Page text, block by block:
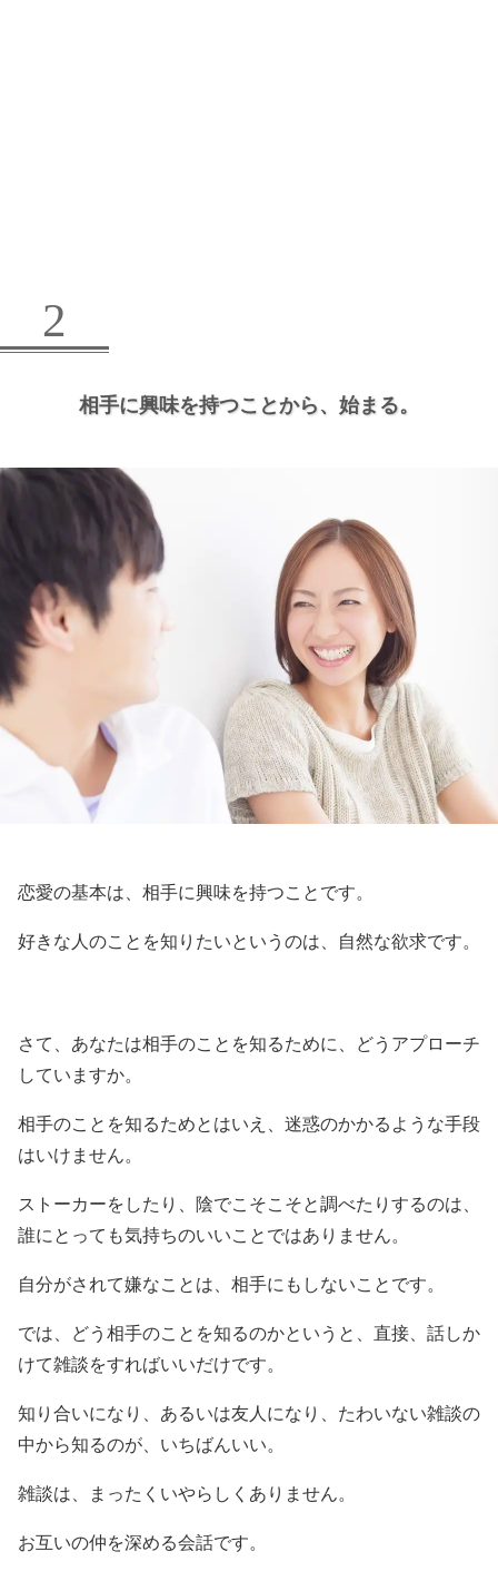
2
相手に興味を持つことから、 始まる。
恋愛の基本は、相手に興味を持つことです。
好きな人のことを知りたいというのは、自然な欲求です。
さて、あなたは相手のことを知るために、どうアプローチ
していますか。
相手のことを知るためとはいえ、迷惑のかかるような手段
はいけません。
ストーカーをしたり、陰でこそこそと調べたりするのは、
誰にとっても気持ちのいいことではありません。
自分がされて嫌なことは、相手にもしないことです。
では、どう相手のことを知るのかというと、直接、話しか
けて雑談をすればいいだけです。
知り合いになり、あるいは友人になり、たわいない雑談の
中から知るのが、いちばんいい。
雑談は、まったくいやらしくありません。
お互いの仲を深める会話です。